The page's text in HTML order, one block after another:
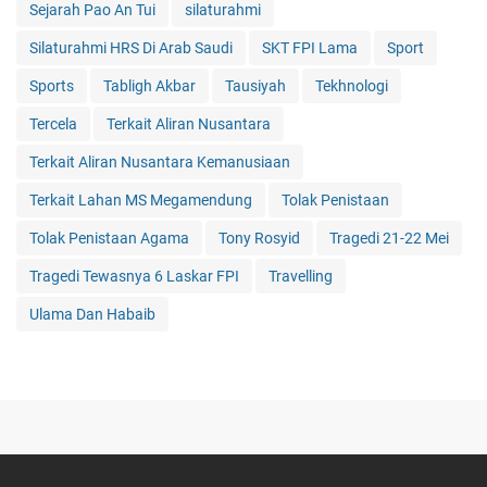
Sejarah Pao An Tui silaturahmi
Silaturahmi HRS Di Arab Saudi SKT FPI Lama Sport
Sports Tabligh Akbar Tausiyah Tekhnologi
Tercela Terkait Aliran Nusantara
Terkait Aliran Nusantara Kemanusiaan
Terkait Lahan MS Megamendung Tolak Penistaan
Tolak Penistaan Agama Tony Rosyid Tragedi 21-22 Mei
Tragedi Tewasnya 6 Laskar FPI Travelling
Ulama Dan Habaib